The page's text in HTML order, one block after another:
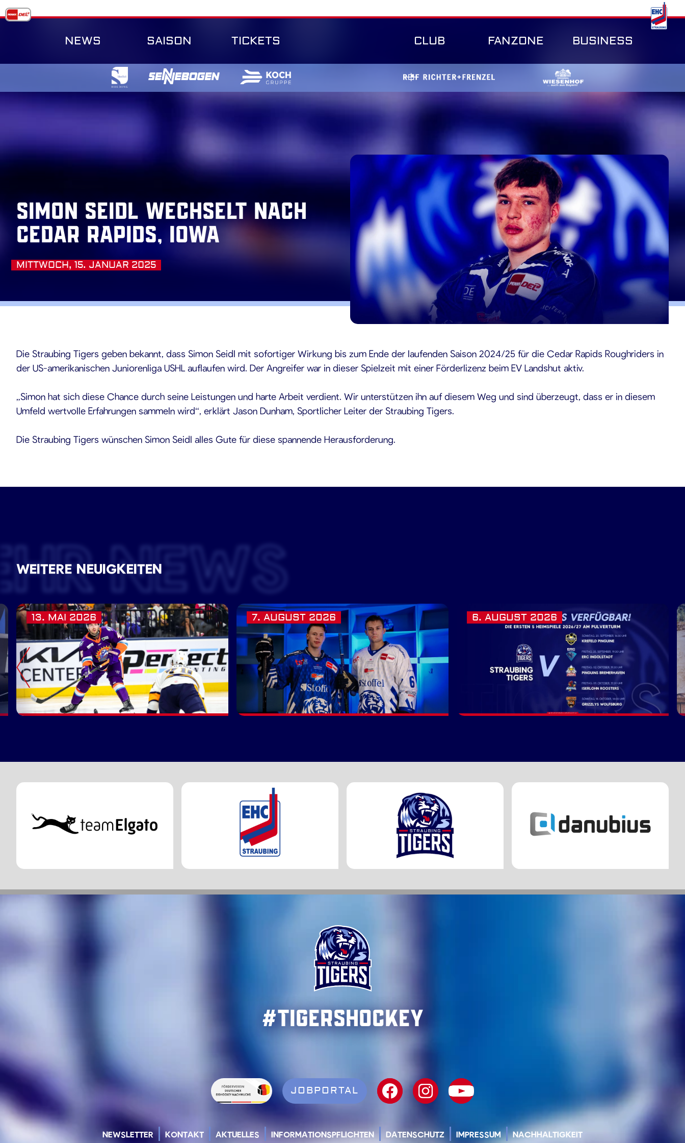
Skip
to
NEWS SAISON TICKETS CLUB FANZONE BUSINESS
Simon Seidl wechselt nach
Cedar Rapids, Iowa
MITTWOCH, 15. JANUAR 2025
Die Straubing Tigers geben bekannt, dass Simon Seidl mit sofortiger Wirkung bis zum Ende der laufenden Saison 2024/25 für die Cedar Rapids Roughriders in
der US-amerikanischen Juniorenliga USHL auflaufen wird. Der Angreifer war in dieser Spielzeit mit einer Förderlizenz beim EV Landshut aktiv.
„Simon hat sich diese Chance durch seine Leistungen und harte Arbeit verdient. Wir unterstützen ihn auf diesem Weg und sind überzeugt, dass er in diesem
Umfeld wertvolle Erfahrungen sammeln wird“, erklärt Jason Dunham, Sportlicher Leiter der Straubing Tigers.
Die Straubing Tigers wünschen Simon Seidl alles Gute für diese spannende Herausforderung.
WEITERE NEUIGKEITENNEWS
7. AUGUST 2026 6. AUGUST 2026
13. MAI 2026
#TigersHockey
JOBPORTAL
NEWSLETTER KONTAKT AKTUELLES INFORMATIONSPFLICHTEN DATENSCHUTZ IMPRESSUM NACHHALTIGKEIT